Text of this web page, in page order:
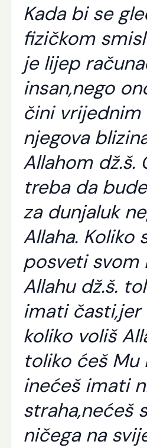
Kada bi se
fizičkom
je lijep
insan,nego
čini
njegova
Allahom dž.š.
treba da
za dunjaluk
Allaha. Koliko
posveti svom
Allahu dž.š.
imati časti,jer
koliko voliš
toliko ćeš
inećeš imati
straha,nećeš
ničega na